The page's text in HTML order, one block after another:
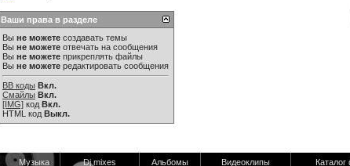
Ваши права в разделе
Вы не можете создавать темы
Вы не можете отвечать на сообщения
Вы не можете прикреплять файлы
Вы не можете редактировать сообщения
BB коды Вкл.
Смайлы Вкл.
[IMG] код Вкл.
HTML код Выкл.
Музыка Dj mixes Альбомы Видеоклипы